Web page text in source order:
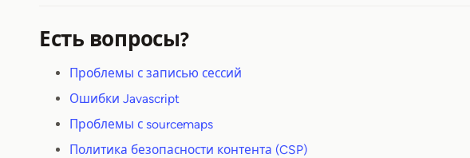
Есть вопросы?
Проблемы с записью сессий
Ошибки Javascript
Проблемы с sourcemaps
Политика безопасности контента (CSP)